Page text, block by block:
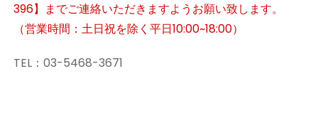
396】までご連絡いただきますようお願い致します。
（営業時間：土日祝を除く平日10:00~18:00）
TEL：03-5468-3671